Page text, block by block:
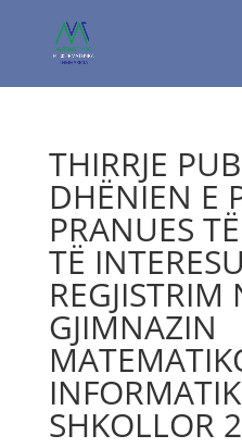
THIRRJE
DHËNIEN E
PRANUES
TË
REGJISTRIM
GJIMNAZIN
SHKOLLOR